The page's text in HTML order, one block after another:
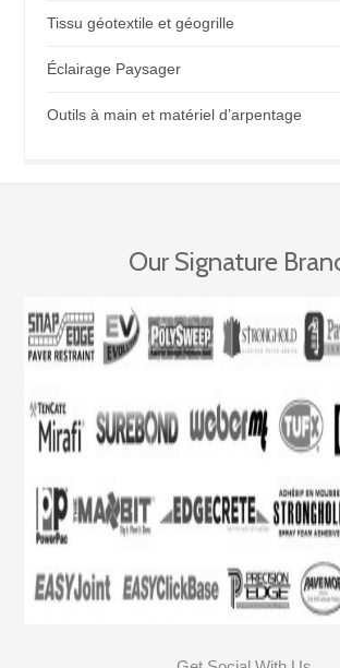
Tissu géotextile et géogrille
Éclairage Paysager
Outils à main et matériel d’arpentage
Our Signature